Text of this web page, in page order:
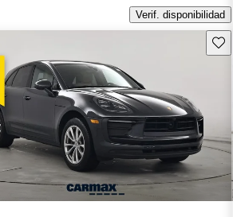
Verif. disponibilidad